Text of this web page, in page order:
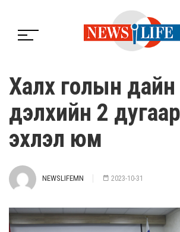
Халх голын дайн
дэлхийн 2
эхлэл юм
NEWSLIFEMN 2023-10-31